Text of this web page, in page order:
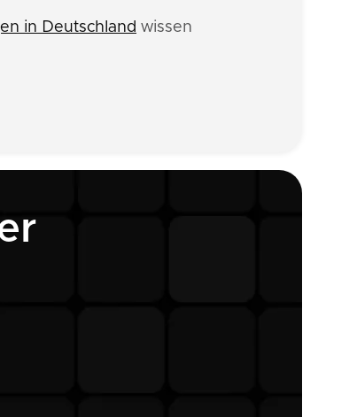
in Deutschland wissen